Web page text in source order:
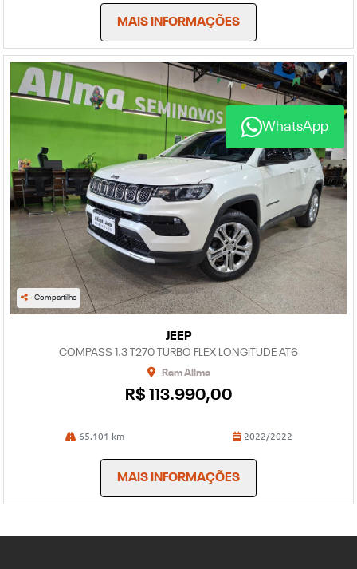
MAIS INFORMAÇÕES
Compartilhe
JEEP
COMPASS 1.3 T270 TURBO FLEX LONGITUDE AT6
Ram Allma
R$ 113.990,00
65.101 km 2022/2022
MAIS INFORMAÇÕES
WhatsApp